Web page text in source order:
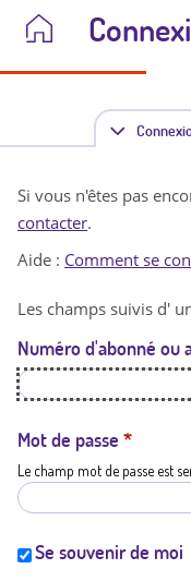
Si vous n'êtes pas
contacter.
Aide : Comment se
Les champs suivis d'
Numéro d'abonné ou
Mot de passe *
Le champ mot de passe est
Se souvenir de moi